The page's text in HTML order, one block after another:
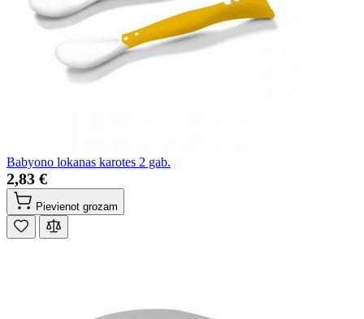
Babyono lokanas karotes 2 gab.
2,83 €
Pievienot grozam